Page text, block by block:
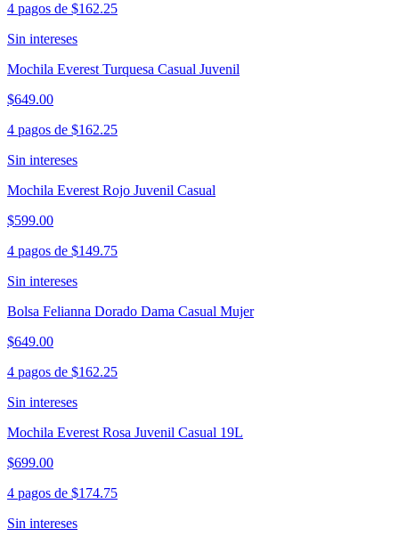
4 pagos de $162.25
Sin intereses
Mochila Everest Turquesa Casual Juvenil
$649.00
4 pagos de $162.25
Sin intereses
Mochila Everest Rojo Juvenil Casual
$599.00
4 pagos de $149.75
Sin intereses
Bolsa Felianna Dorado Dama Casual Mujer
$649.00
4 pagos de $162.25
Sin intereses
Mochila Everest Rosa Juvenil Casual 19L
$699.00
4 pagos de $174.75
Sin intereses